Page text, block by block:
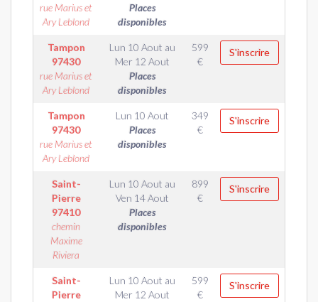
rue Marius et
Ary Leblond
Places
disponibles
Tampon
97430
rue Marius et
Ary Leblond
Lun 10 Aout au
Mer 12 Aout
Places
disponibles
599
€
S'inscrire
Tampon
97430
rue Marius et
Ary Leblond
Lun 10 Aout
Places
disponibles
349
€
S'inscrire
Saint-
Pierre
97410
chemin
Maxime
Riviera
Lun 10 Aout au
Ven 14 Aout
Places
disponibles
899
€
S'inscrire
Saint-
Pierre
Lun 10 Aout au
Mer 12 Aout
599
€
S'inscrire